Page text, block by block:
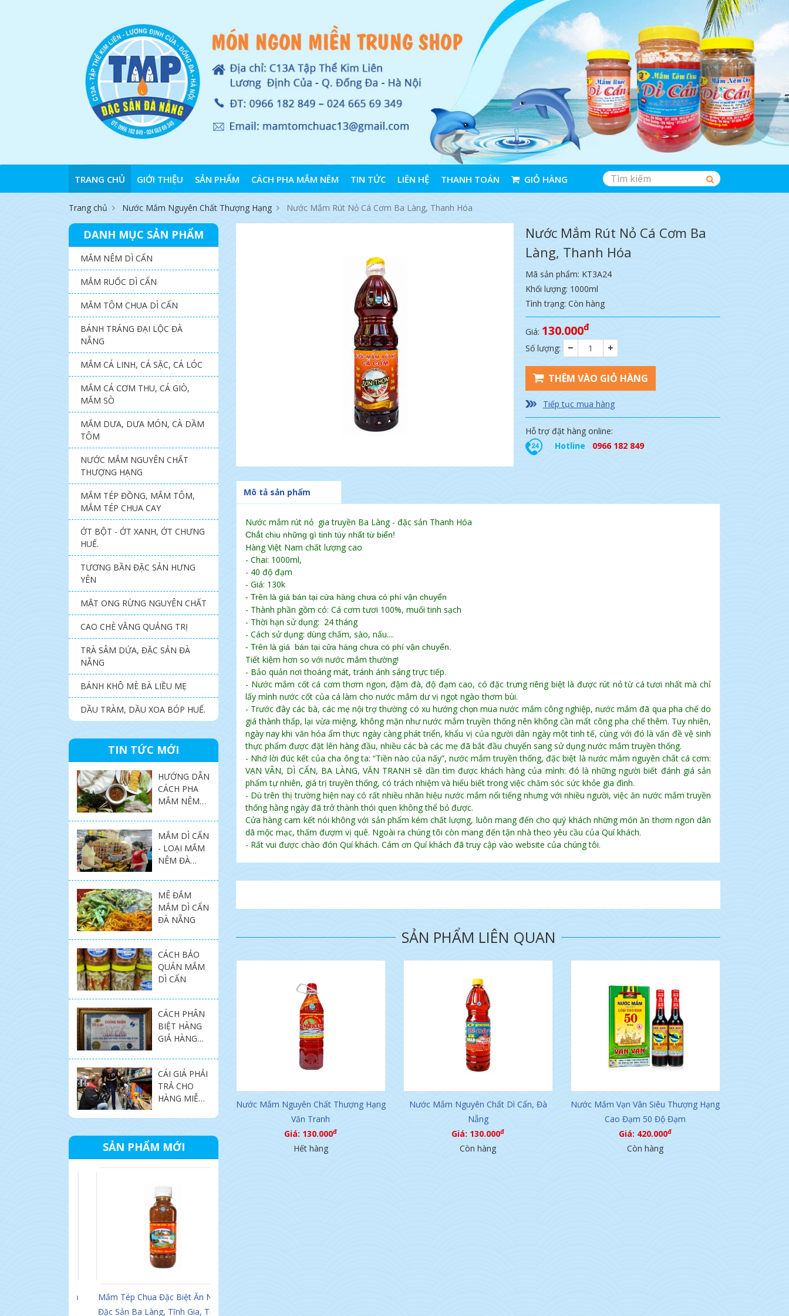
TRANG CHỦ GIỚI THIỆU SẢN PHẨM CÁCH PHA MẮM NÊM TIN TỨC LIÊN HỆ THANH TOÁN GIỎ HÀNG
Trang chủ Nước Mắm Nguyên Chất Thượng Hạng Nước Mắm Rút Nỏ Cá Cơm Ba Làng, Thanh Hóa
Nước Mắm Rút Nỏ Cá Cơm Ba
Làng, Thanh Hóa
Mã sản phẩm: KT3A24
Khối lượng: 1000ml
Tình trạng: Còn hàng
Giá: 130.000đ
Số lượng:
THÊM VÀO GIỎ HÀNG
Tiếp tục mua hàng
Hỗ trợ đặt hàng online:
Hotline
0966 182 849
Mô tả sản phẩm
Nước mắm rút nỏ gia truyền Ba Làng - đặc sản Thanh Hóa
Chắt chiu những gì tinh túy nhất từ biển!
Hàng Việt Nam chất lượng cao
- Chai: 1000ml,
- 40 độ đạm
- Giá: 130k
- Trên là giá bán tại cửa hàng chưa có phí vận chuyển
- Thành phần gồm có: Cá cơm tươi 100%, muối tinh sạch
- Thời hạn sử dụng: 24 tháng
- Cách sử dụng: dùng chấm, sào, nấu....
- Trên là giá bán tại cửa hàng chưa có phí vận chuyển.
Tiết kiệm hơn so với nước mắm thường!
- Bảo quản nơi thoáng mát, tránh ánh sáng trực tiếp.
- Nước mắm cốt cá cơm thơm ngon, đậm đà, độ đạm cao, có đặc trưng riêng biệt là được rút nỏ từ cá tươi nhất mà chỉ
lấy mình nước cốt của cá làm cho nước mắm dư vị ngọt ngào thơm bùi.
- Trước đây các bà, các mẹ nội trợ thường có xu hướng chọn mua nước mắm công nghiệp, nước mắm đã qua pha chế do
giá thành thấp, lại vừa miệng, không mặn như nước mắm truyền thống nên không cần mất công pha chế thêm. Tuy nhiên,
ngày nay khi văn hóa ẩm thực ngày càng phát triển, khẩu vị của người dân ngày một tinh tế, cùng với đó là vấn đề vệ sinh
thực phẩm được đặt lên hàng đầu, nhiều các bà các mẹ đã bắt đầu chuyển sang sử dụng nước mắm truyền thống.
- Nhớ lời đúc kết của cha ông ta: “Tiền nào của nấy”, nước mắm truyền thống, đặc biệt là nước mắm nguyên chất cá cơm:
VẠN VÂN, DÌ CẨN, BA LÀNG, VĂN TRANH sẽ dần tìm được khách hàng của mình: đó là những người biết đánh giá sản
phẩm tự nhiên, giá trị truyền thống, có trách nhiệm và hiểu biết trong việc chăm sóc sức khỏe gia đình.
- Dù trên thị trường hiện nay có rất nhiều nhãn hiệu nước mắm nổi tiếng nhưng với nhiều người, việc ăn nước mắm truyền
thống hằng ngày đã trở thành thói quen không thể bỏ được.
Cửa hàng cam kết nói không với sản phẩm kém chất lượng, luôn mang đến cho quý khách những món ăn thơm ngon dân
dã mộc mạc, thấm đượm vị quê. Ngoài ra chúng tôi còn mang đến tận nhà theo yêu cầu của Quí khách.
- Rất vui được chào đón Quí khách. Cám ơn Quí khách đã truy cập vào website của chúng tôi.
SẢN PHẨM LIÊN QUAN
Nước Mắm Nguyên Chất Thượng Hạng
Văn Tranh
Giá: 130.000đ
Hết hàng
Nước Mắm Nguyên Chất Dì Cẩn, Đà
Nẵng
Giá: 130.000đ
Còn hàng
Nước Mắm Vạn Vân Siêu Thượng Hạng
Cao Đạm 50 Độ Đạm
Giá: 420.000đ
Còn hàng
DANH MỤC SẢN PHẨM
MẮM NÊM DÌ CẨN
MẮM RUỐC DÌ CẨN
MẮM TÔM CHUA DÌ CẨN
BÁNH TRÁNG ĐẠI LỘC ĐÀ
NẴNG
MẮM CÁ LINH, CÁ SẶC, CÁ LÓC
MẮM CÁ CƠM THU, CÁ GIÒ,
MẮM SÒ
MẮM DƯA, DƯA MÓN, CÀ DẦM
TÔM
NƯỚC MẮM NGUYÊN CHẤT
THƯỢNG HẠNG
MẮM TÉP ĐỒNG, MẮM TÔM,
MẮM TÉP CHUA CAY
ỚT BỘT - ỚT XANH, ỚT CHƯNG
HUẾ.
TƯƠNG BẦN ĐẶC SẢN HƯNG
YÊN
MẬT ONG RỪNG NGUYÊN CHẤT
CAO CHÈ VẰNG QUẢNG TRỊ
TRÀ SÂM DỨA, ĐẶC SẢN ĐÀ
NẴNG
BÁNH KHÔ MÈ BÀ LIỀU MẸ
DẦU TRÀM, DẦU XOA BÓP HUẾ.
TIN TỨC MỚI
HƯỚNG DẪN
CÁCH PHA
MẮM NÊM
DÀNG CỦA
MÓN NGON
MIỀN
SHOP.
MẮM DÌ CẨN
- LOẠI MẮM
NÊM ĐÀ
MÊ ĐẮM
MẮM DÌ CẨN
ĐÀ NẴNG
CÁCH BẢO
QUẢN MẮM
DÌ CẨN
CÁCH PHÂN
BIỆT HÀNG
GIẢ HÀNG
HIỆU DÌ CẨN
ĐÀ NẴNG
CÁI GIÁ PHẢI
TRẢ CHO
HÀNG MIỄN
SẢN PHẨM MỚI
Mắm Tép Chua Đặc Biệt Ăn Ngay,
Đặc Sản Ba Làng, Tĩnh Gia, Thanh